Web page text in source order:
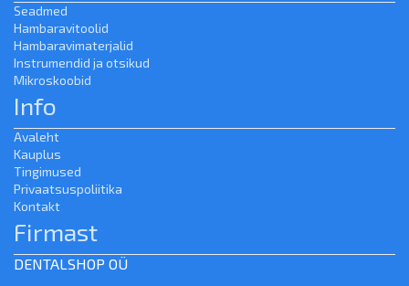
Seadmed
Hambaravitoolid
Hambaravimaterjalid
Instrumendid ja otsikud
Mikroskoobid
Info
Avaleht
Kauplus
Tingimused
Privaatsuspoliitika
Kontakt
Firmast
DENTALSHOP OÜ